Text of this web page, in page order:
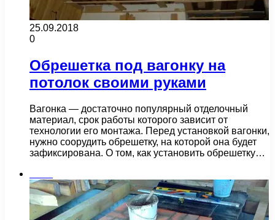
25.09.2018
0
Обрешетка под вагонку на
потолок своими руками
Вагонка — достаточно популярный отделочный
материал, срок работы которого зависит от
технологии его монтажа. Перед установкой вагонки,
нужно соорудить обрешетку, на которой она будет
зафиксирована. О том, как установить обрешетку…